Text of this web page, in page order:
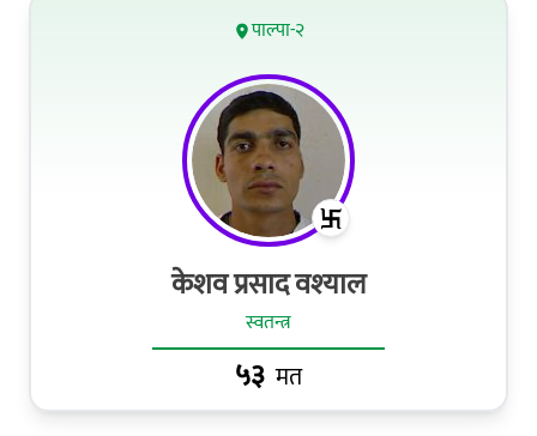
पाल्पा-२
केशव प्रसाद वश्‍याल
स्वतन्त्र
५३ मत